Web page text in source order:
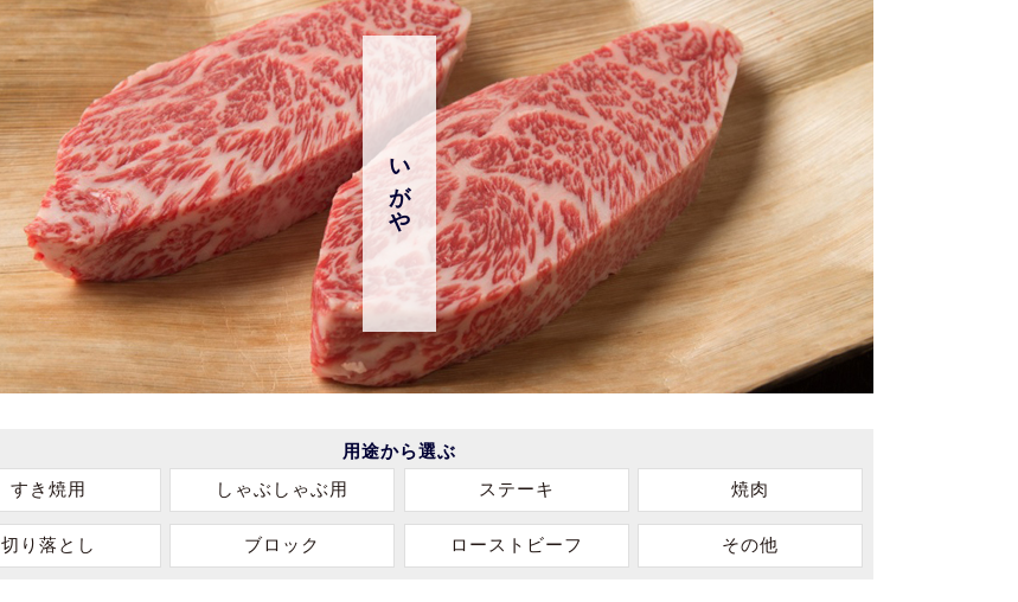
いがや
用途から選ぶ
すき焼用
しゃぶしゃぶ用 ステーキ 焼肉
切り落とし ブロック ローストビーフ その他